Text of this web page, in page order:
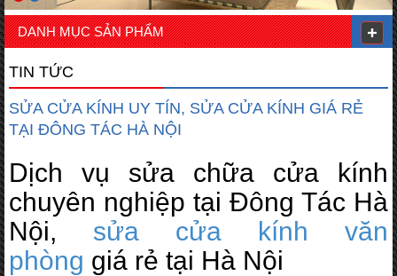
DANH MỤC SẢN PHẨM
TIN TỨC
SỬA CỬA KÍNH UY TÍN, SỬA CỬA KÍNH GIÁ RẺ
TẠI ĐÔNG TÁC HÀ NỘI
Dịch vụ sửa chữa cửa kính
chuyên nghiệp tại Đông Tác Hà
Nội, sửa cửa kính văn
phòng giá rẻ tại Hà Nội